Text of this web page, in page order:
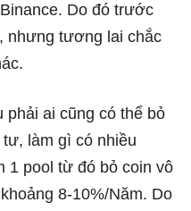
Do đó trước
nhưng tương lai chắc
ai cũng có thể bỏ
làm gì có nhiều
1 pool từ đó bỏ coin vô
8-10%/Năm. Do